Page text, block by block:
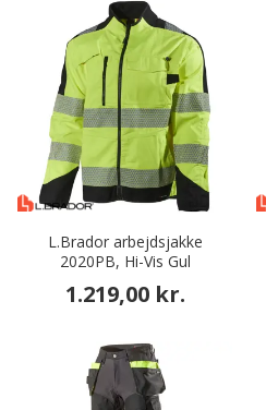
L.Brador arbejdsjakke
2020PB, Hi-Vis Gul
1.219,00 kr.